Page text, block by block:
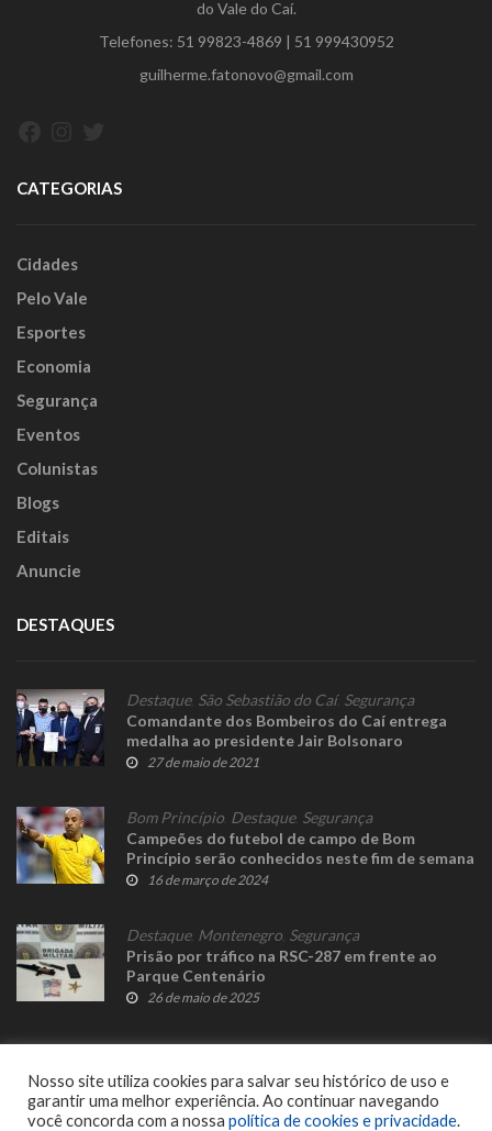
do Vale do Caí.
Telefones: 51 99823-4869 | 51 999430952
guilherme.fatonovo@gmail.com
CATEGORIAS
Cidades
Pelo Vale
Esportes
Economia
Segurança
Eventos
Colunistas
Blogs
Editais
Anuncie
DESTAQUES
Destaque, São Sebastião do Caí, Segurança
Comandante dos Bombeiros do Caí entrega
medalha ao presidente Jair Bolsonaro
27 de maio de 2021
Bom Princípio Destaque, Segurança
Campeões do futebol de campo de Bom
Princípio serão conhecidos neste fim de semana
16 de março de 2024
Destaque, Montenegro Segurança
Prisão por tráfico na RSC-287 em frente ao
Parque Centenário
26 de maio de 2025
Nosso site utiliza cookies para salvar seu histórico de uso e
garantir uma melhor experiência. Ao continuar navegando
você concorda com a nossa política de cookies e privacidade.